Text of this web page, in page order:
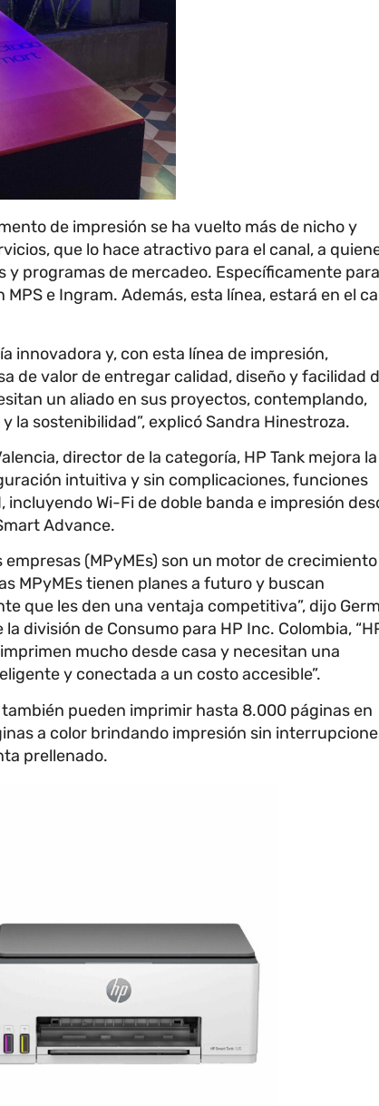
de impresión se ha vuelto más de nicho y
que lo hace atractivo para el canal, a
y programas de mercadeo. Específicamente para
e Ingram. Además, esta línea, estará en el
innovadora y, con esta línea de impresión,
de valor de entregar calidad, diseño y facilidad
un aliado en sus proyectos, contemplando,
la sostenibilidad”, explicó Sandra Hinestroza.
director de la categoría, HP Tank mejora la
intuitiva y sin complicaciones, funciones
Wi-Fi de doble banda e impresión
Advance.
(MPyMEs) son un motor de
MPyMEs tienen planes a futuro y buscan
que les den una ventaja competitiva”, dijo
división de Consumo para HP Inc. Colombia,
mucho desde casa y necesitan una
y conectada a un costo accesible”.
pueden imprimir hasta 8.000 páginas en
a color brindando impresión sin
prellenado.